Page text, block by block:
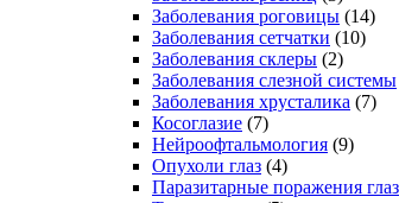
Заболевания роговицы (14)
Заболевания сетчатки (10)
Заболевания склеры (2)
Заболевания слезной системы
Заболевания хрусталика (7)
Косоглазие (7)
Нейроофтальмология (9)
Опухоли глаз (4)
Паразитарные поражения глаз